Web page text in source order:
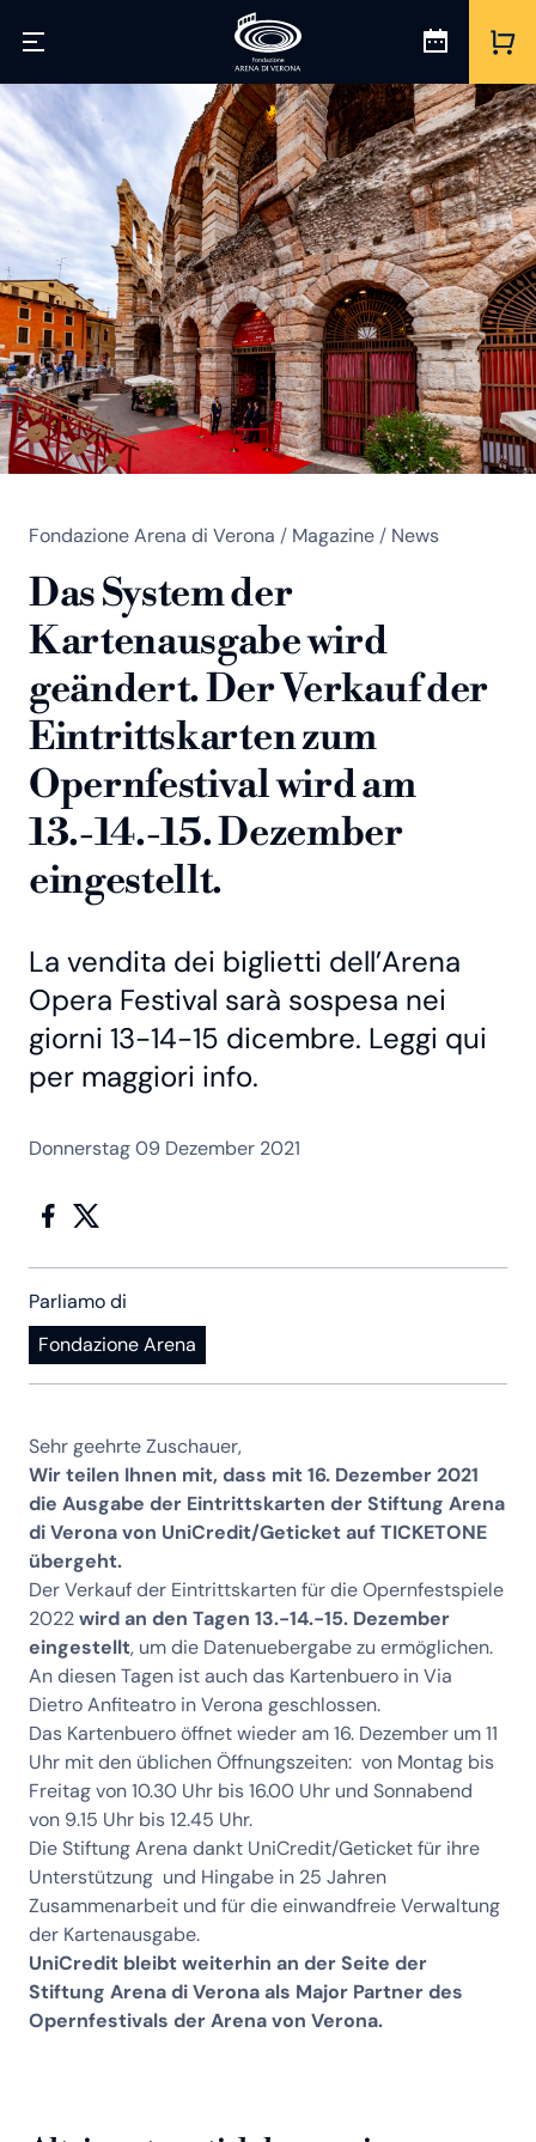
Fondazione Arena di Verona / Magazine / News
Das System der
Kartenausgabe wird
geändert. Der Verkauf der
Eintrittskarten zum
Opernfestival wird am
13.-14.-15. Dezember
eingestellt.
La vendita dei biglietti dell’Arena
Opera Festival sarà sospesa nei
giorni 13-14-15 dicembre. Leggi qui
per maggiori info.
Donnerstag 09 Dezember 2021
Parliamo di
Fondazione Arena
Sehr geehrte Zuschauer,
Wir teilen Ihnen mit, dass mit 16. Dezember 2021
die Ausgabe der Eintrittskarten der Stiftung Arena
di Verona von UniCredit/Geticket auf TICKETONE
übergeht.
Der Verkauf der Eintrittskarten für die Opernfestspiele
2022wird an den Tagen 13.-14.-15. Dezember
eingestellt, um die Datenuebergabe zu ermöglichen.
An diesen Tagen ist auch das Kartenbuero in Via
Dietro Anfiteatro in Verona geschlossen.
Das Kartenbuero öffnet wieder am 16. Dezember um 11
Uhr mit den üblichen Öffnungszeiten: von Montag bis
Freitag von 10.30 Uhr bis 16.00 Uhr und Sonnabend
von 9.15 Uhr bis 12.45 Uhr.
Die Stiftung Arena dankt UniCredit/Geticket für ihre
Unterstützung und Hingabe in 25 Jahren
Zusammenarbeit und für die einwandfreie Verwaltung
der Kartenausgabe.
UniCredit bleibt weiterhin an der Seite der
Stiftung Arena di Verona als Major Partner des
Opernfestivals der Arena von Verona.